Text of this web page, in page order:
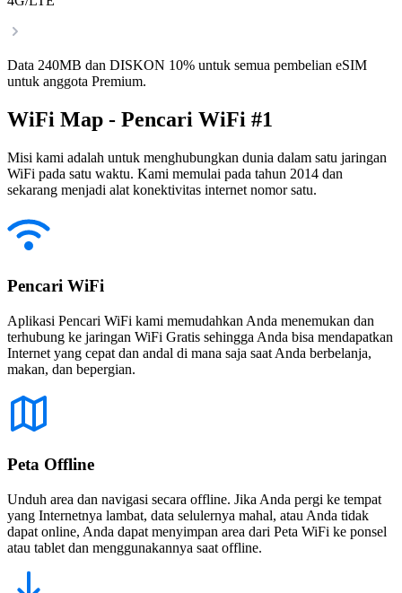
Data 240MB dan DISKON 10% untuk semua pembelian eSIM
untuk anggota Premium.
WiFi Map - Pencari WiFi #1
Misi kami adalah untuk menghubungkan dunia dalam satu jaringan
WiFi pada satu waktu. Kami memulai pada tahun 2014 dan
sekarang menjadi alat konektivitas internet nomor satu.
Pencari WiFi
Aplikasi Pencari WiFi kami memudahkan Anda menemukan dan
terhubung ke jaringan WiFi Gratis sehingga Anda bisa mendapatkan
Internet yang cepat dan andal di mana saja saat Anda berbelanja,
makan, dan bepergian.
Peta Offline
Unduh area dan navigasi secara offline. Jika Anda pergi ke tempat
yang Internetnya lambat, data selulernya mahal, atau Anda tidak
dapat online, Anda dapat menyimpan area dari Peta WiFi ke ponsel
atau tablet dan menggunakannya saat offline.